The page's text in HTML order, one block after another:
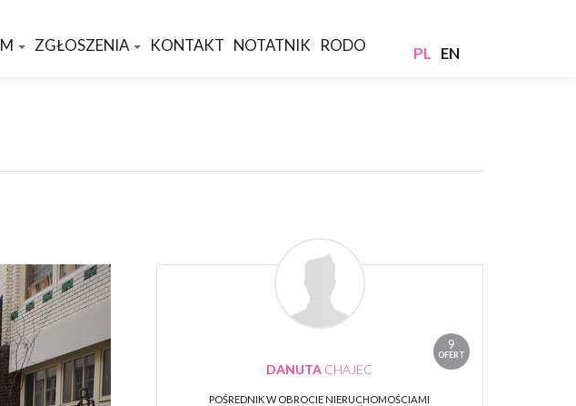
ZGŁOSZENIA KONTAKT NOTATNIK RODO PL EN
9
OFERT
DANUTA CHAJEC
POŚREDNIK W OBROCIE NIERUCHOMOŚCIAMI